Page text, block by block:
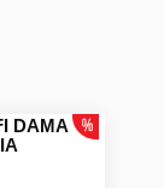
DAMA